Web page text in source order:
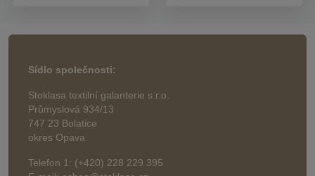
Sídlo společnosti:
Stoklasa textilní galanterie s.r.o.
Průmyslová 934/13
747 23 Bolatice
okres Opava
Telefon 1: (+420) 228 229 395